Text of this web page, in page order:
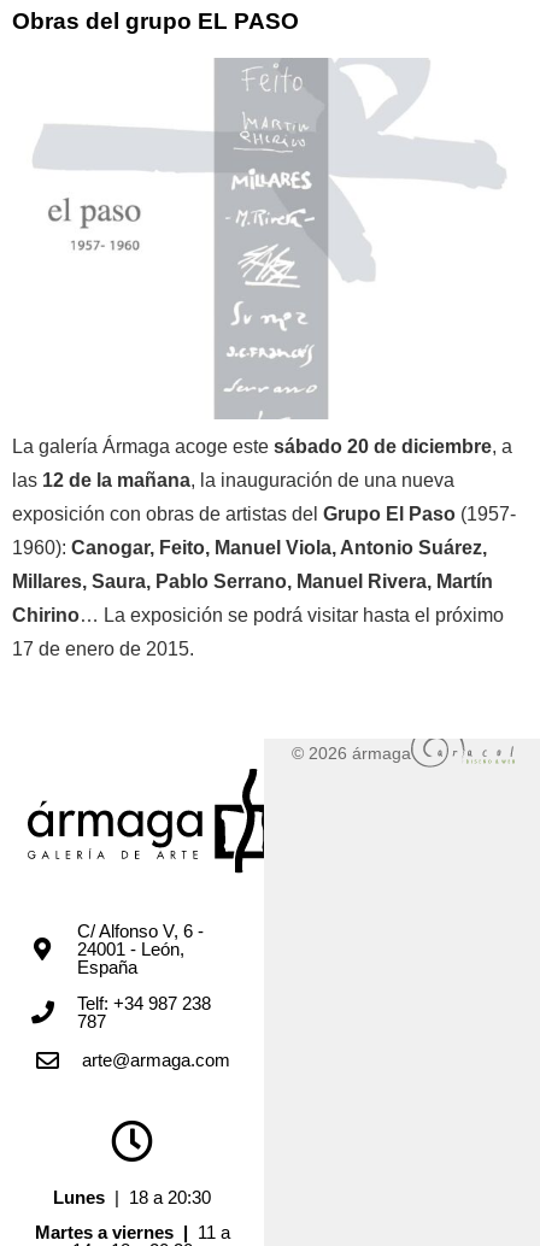
Obras del grupo EL PASO
La galería Ármaga acoge este sábado 20 de diciembre, a
las 12 de la mañana, la inauguración de una nueva
exposición con obras de artistas del Grupo El Paso (1957-
1960): Canogar, Feito, Manuel Viola, Antonio Suárez,
Millares, Saura, Pablo Serrano, Manuel Rivera, Martín
Chirino… La exposición se podrá visitar hasta el próximo
17 de enero de 2015.
C/ Alfonso V, 6 -
24001 - León,
España
Telf: +34 987 238
787
arte@armaga.com
Lunes | 18 a 20:30
Martes a viernes | 11 a
© 2026 ármaga